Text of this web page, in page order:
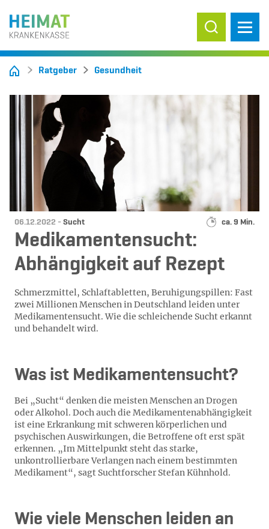
Suche ein-/
Ratgeber Gesundheit
Datum:
06.12.2022 - Kategorie:
Sucht Lesedauer:
ca. 9 Min.
Medikamentensucht:
Abhängigkeit auf Rezept
Schmerzmittel, Schlaftabletten, Beruhigungspillen: Fast
zwei Millionen Menschen in Deutschland leiden unter
Medikamentensucht. Wie die schleichende Sucht erkannt
und behandelt wird.
Was ist Medikamentensucht?
Bei „Sucht“ denken die meisten Menschen an Drogen
oder Alkohol. Doch auch die Medikamentenabhängigkeit
ist eine Erkrankung mit schweren körperlichen und
psychischen Auswirkungen, die Betroffene oft erst spät
erkennen. „Im Mittelpunkt steht das starke,
unkontrollierbare Verlangen nach einem bestimmten
Medikament“, sagt Suchtforscher Stefan Kühnhold.
Wie viele Menschen leiden an